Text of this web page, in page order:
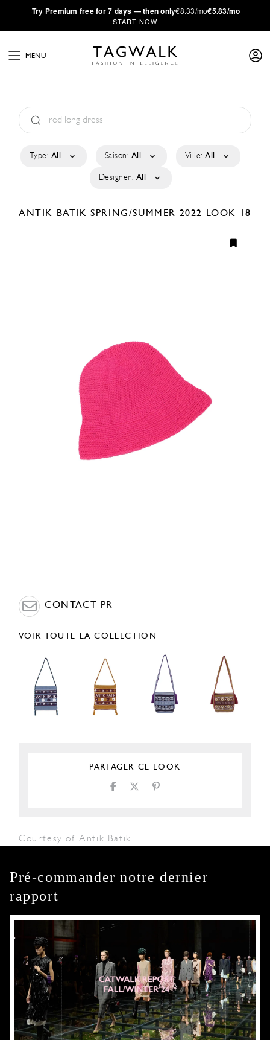
·Try Premium free for 7 days — then only€8.33/mo€5.83/mo
START NOW
MENU
Type: All Saison: All Ville: All
Designer: All
ANTIK BATIKSPRING/SUMMER 2022 LOOK 18
CONTACT PR
VOIR TOUTE LA COLLECTION
PARTAGER CE LOOK
Courtesy of Antik Batik
Pré-commander notre dernier
rapport